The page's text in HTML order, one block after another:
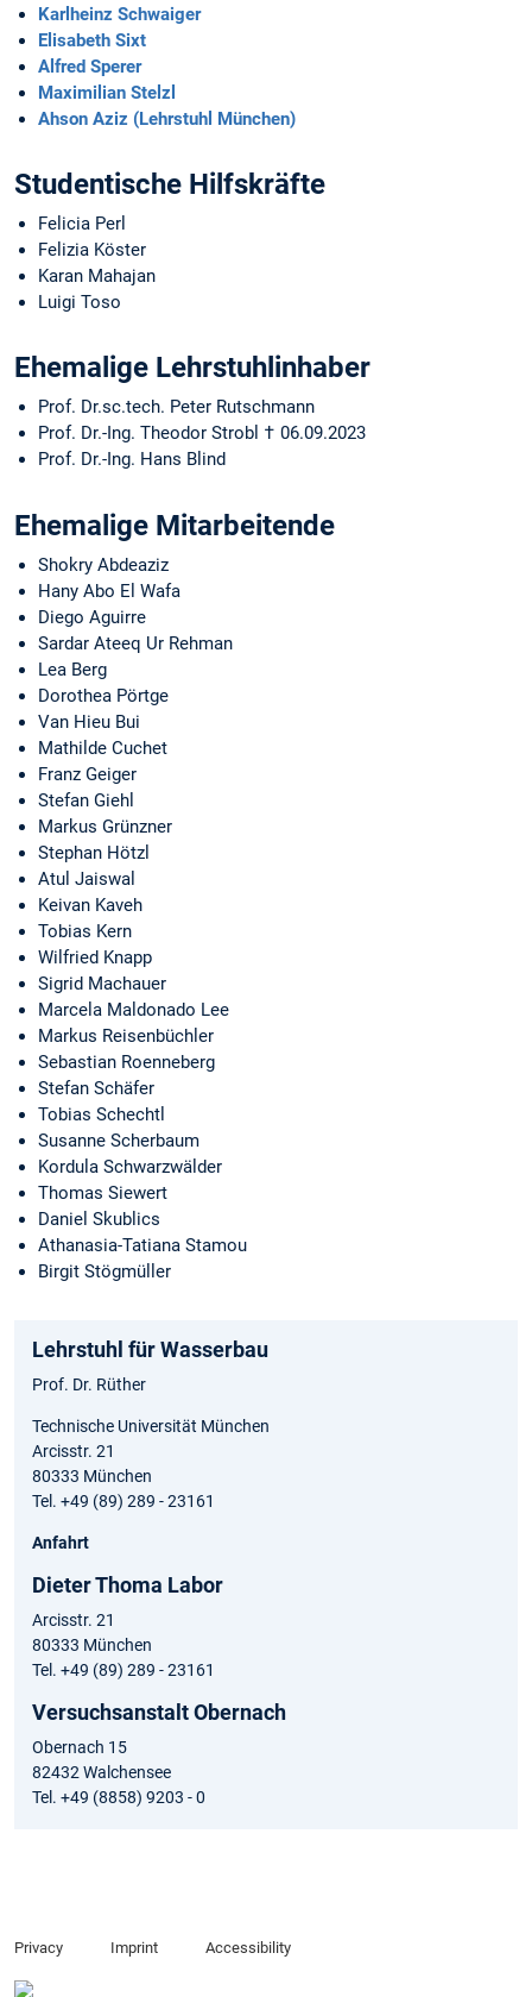
Karlheinz Schwaiger
Elisabeth Sixt
Alfred Sperer
Maximilian Stelzl
Ahson Aziz (Lehrstuhl München)
Studentische Hilfskräfte
Felicia Perl
Felizia Köster
Karan Mahajan
Luigi Toso
Ehemalige Lehrstuhlinhaber
Prof. Dr.sc.tech. Peter Rutschmann
Prof. Dr.-Ing. Theodor Strobl † 06.09.2023
Prof. Dr.-Ing. Hans Blind
Ehemalige Mitarbeitende
Shokry Abdeaziz
Hany Abo El Wafa
Diego Aguirre
Sardar Ateeq Ur Rehman
Lea Berg
Dorothea Pörtge
Van Hieu Bui
Mathilde Cuchet
Franz Geiger
Stefan Giehl
Markus Grünzner
Stephan Hötzl
Atul Jaiswal
Keivan Kaveh
Tobias Kern
Wilfried Knapp
Sigrid Machauer
Marcela Maldonado Lee
Markus Reisenbüchler
Sebastian Roenneberg
Stefan Schäfer
Tobias Schechtl
Susanne Scherbaum
Kordula Schwarzwälder
Thomas Siewert
Daniel Skublics
Athanasia-Tatiana Stamou
Birgit Stögmüller
Lehrstuhl für Wasserbau
Prof. Dr. Rüther
Technische Universität München
Arcisstr. 21
80333 München
Tel. +49 (89) 289 - 23161
Anfahrt
Dieter Thoma Labor
Arcisstr. 21
80333 München
Tel. +49 (89) 289 - 23161
Versuchsanstalt Obernach
Obernach 15
82432 Walchensee
Tel. +49 (8858) 9203 - 0
Privacy Imprint Accessibility